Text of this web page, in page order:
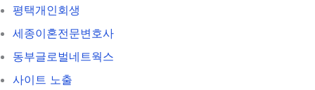
평택개인회생
세종이혼전문변호사
동부글로벌네트웍스
사이트 노출